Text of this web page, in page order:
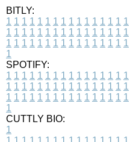
BITLY:
1 1 1 1 1 1 1 1 1 1 1 1 1 1 1 1
1 1 1 1 1 1 1 1 1 1 1 1 1 1 1 1
1 1 1 1 1 1 1 1 1 1 1 1 1 1 1 1
1
SPOTIFY:
1 1 1 1 1 1 1 1 1 1 1 1 1 1 1 1
1 1 1 1 1 1 1 1 1 1 1 1 1 1 1 1
1 1 1 1 1 1 1 1 1 1 1 1 1 1 1 1
1
CUTTLY BIO:
1